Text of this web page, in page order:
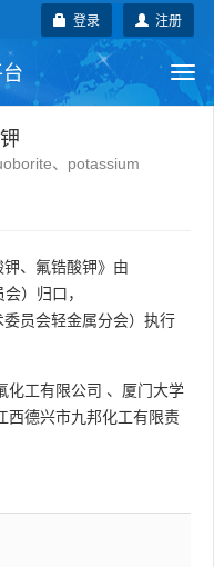
注册
登录
、potassium
、氟锆酸钾》由
）归口，
委员会轻金属分会）执行
化工有限公司 、 厦门大学
西德兴市九邦化工有限责